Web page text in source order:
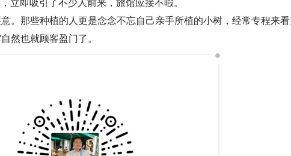
立即吸引了不少人前来，旅馆应接不暇。
。那些种植的人更是念念不忘自己亲手所植的小树，经常专程来
然也就顾客盈门了。